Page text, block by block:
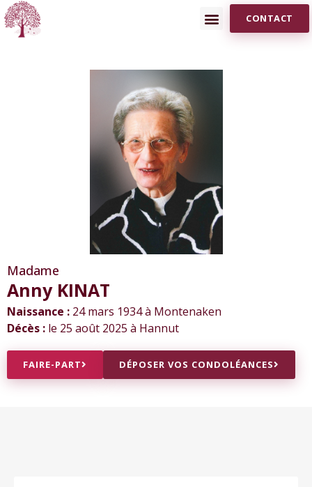
CONTACT
Madame
Anny KINAT
Naissance : 24 mars 1934 à Montenaken
Décès : le 25 août 2025 à Hannut
FAIRE-PART DÉPOSER VOS CONDOLÉANCES